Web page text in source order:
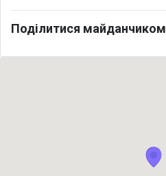
Поділитися майданчиком